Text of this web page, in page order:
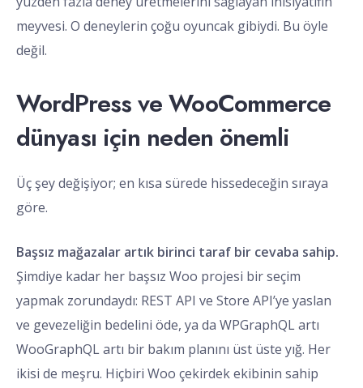
meyvesi. O deneylerin çoğu oyuncak gibiydi. Bu öyle
değil.
WordPress ve WooCommerce
dünyası için neden önemli
Üç şey değişiyor; en kısa sürede hissedeceğin sıraya
göre.
Başsız mağazalar artık birinci taraf bir cevaba sahip.
Şimdiye kadar her başsız Woo projesi bir seçim
yapmak zorundaydı: REST API ve Store API’ye yaslan
ve gevezeliğin bedelini öde, ya da WPGraphQL artı
WooGraphQL artı bir bakım planını üst üste yığ. Her
ikisi de meşru. Hiçbiri Woo çekirdek ekibinin sahip